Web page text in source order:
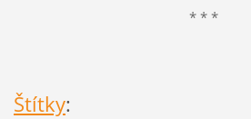
* * *
Štítky: